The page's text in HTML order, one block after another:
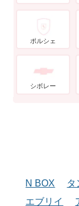
ポルシェ
シボレー
N BOX タ
エブリイ